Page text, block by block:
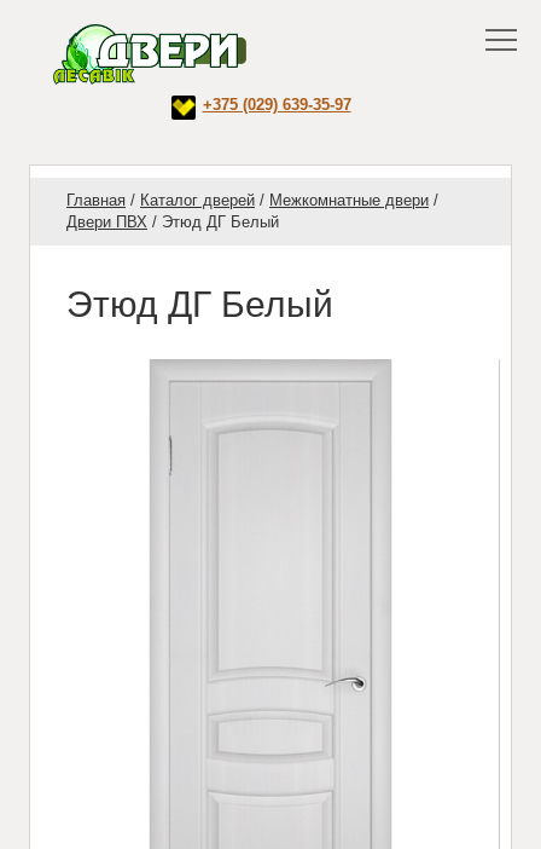
+375 (029) 639-35-97
Главная / Каталог дверей / Межкомнатные двери /
Двери ПВХ / Этюд ДГ Белый
Этюд ДГ Белый